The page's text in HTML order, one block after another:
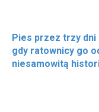
Pies przez trzy dni
gdy ratownicy go
niesamowitą